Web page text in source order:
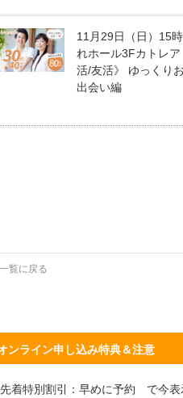
11月29日（日）15
れホール3Fカトレ
活/友活》 ゆっくり
出会い編
覧に戻る
ンライン申し込み特典＆注意
着特別割引：早めに予約 で今表